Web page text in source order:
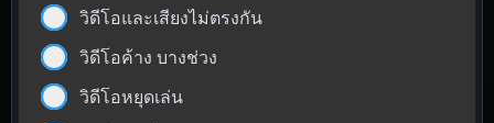
วิดีโอและเสียงไม่ตรงกัน
วิดีโอค้าง บางช่วง
วิดีโอหยุดเล่น